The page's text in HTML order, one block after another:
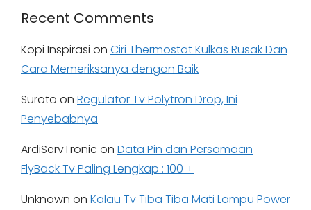
Recent Comments
Kopi Inspirasi on Ciri Thermostat Kulkas Rusak Dan
Cara Memeriksanya dengan Baik
Suroto on Regulator Tv Polytron Drop, Ini
Penyebabnya
ArdiServTronic on Data Pin dan Persamaan
FlyBack Tv Paling Lengkap : 100 +
Unknown on Kalau Tv Tiba Tiba Mati Lampu Power